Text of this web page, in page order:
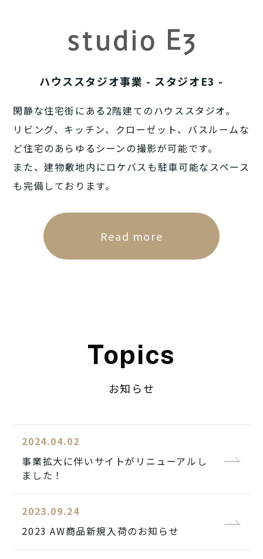
ハウススタジオ事業 - スタジオE3 -
閑静な住宅街にある2階建てのハウススタジオ。
リビング、キッチン、クローゼット、バスルームな
ど住宅のあらゆるシーンの撮影が可能です。
また、建物敷地内にロケバスも駐車可能なスペース
も完備しております。
Read more
Topics
お知らせ
2024.04.02
事業拡大に伴いサイトがリニューアルし
ました！
2023.09.24
2023 AW商品新規入荷のお知らせ